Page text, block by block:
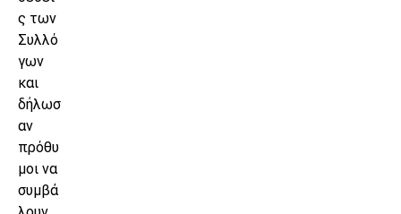
ς των
Συλλό
γων
και
δήλωσ
αν
πρόθυ
μοι να
συμβά